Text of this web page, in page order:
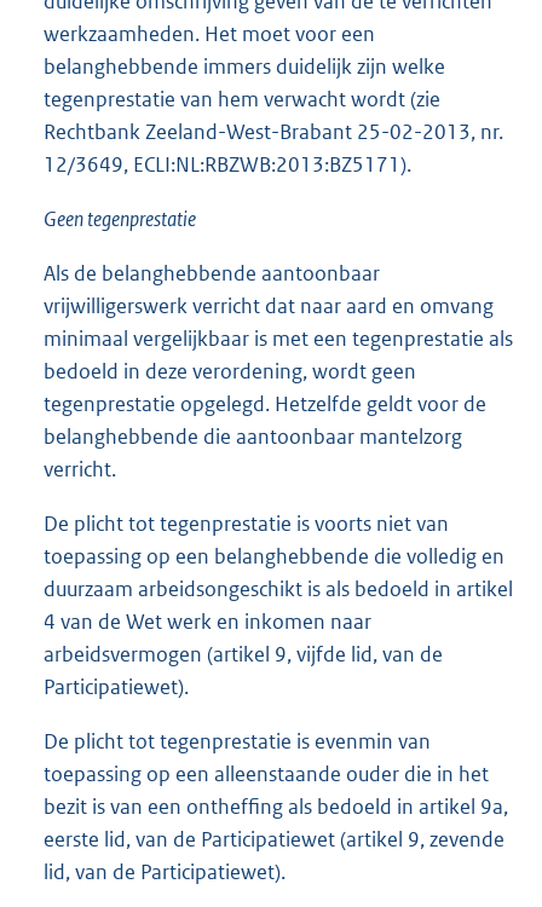
werkzaamheden. Het moet voor een
belanghebbende immers duidelijk zijn welke
tegenprestatie van hem verwacht wordt (zie
Rechtbank Zeeland-West-Brabant 25-02-2013, nr.
12/3649, ECLI:NL:RBZWB:2013:BZ5171).
Geen tegenprestatie
Als de belanghebbende aantoonbaar
vrijwilligerswerk verricht dat naar aard en omvang
minimaal vergelijkbaar is met een tegenprestatie als
bedoeld in deze verordening, wordt geen
tegenprestatie opgelegd. Hetzelfde geldt voor de
belanghebbende die aantoonbaar mantelzorg
verricht.
De plicht tot tegenprestatie is voorts niet van
toepassing op een belanghebbende die volledig en
duurzaam arbeidsongeschikt is als bedoeld in artikel
4 van de Wet werk en inkomen naar
arbeidsvermogen (artikel 9, vijfde lid, van de
Participatiewet).
De plicht tot tegenprestatie is evenmin van
toepassing op een alleenstaande ouder die in het
bezit is van een ontheffing als bedoeld in artikel 9a,
eerste lid, van de Participatiewet (artikel 9, zevende
lid, van de Participatiewet).